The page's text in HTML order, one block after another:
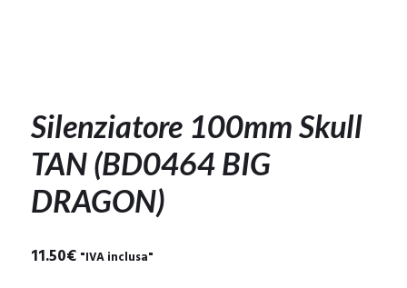
Silenziatore 100mm Skull
TAN (BD0464 BIG
DRAGON)
11.50€ "IVA inclusa"